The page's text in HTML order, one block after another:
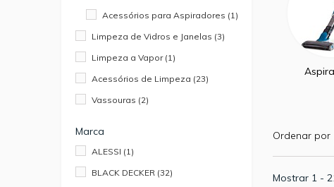
Acessórios para Aspiradores (1)
Limpeza de Vidros e Janelas (3)
Limpeza a Vapor(1)
Acessórios de Limpeza (23)
Vassouras (2)
Marca
ALESSI (1)
BLACK DECKER (32)
Ordenar por
Mostrar 1 -